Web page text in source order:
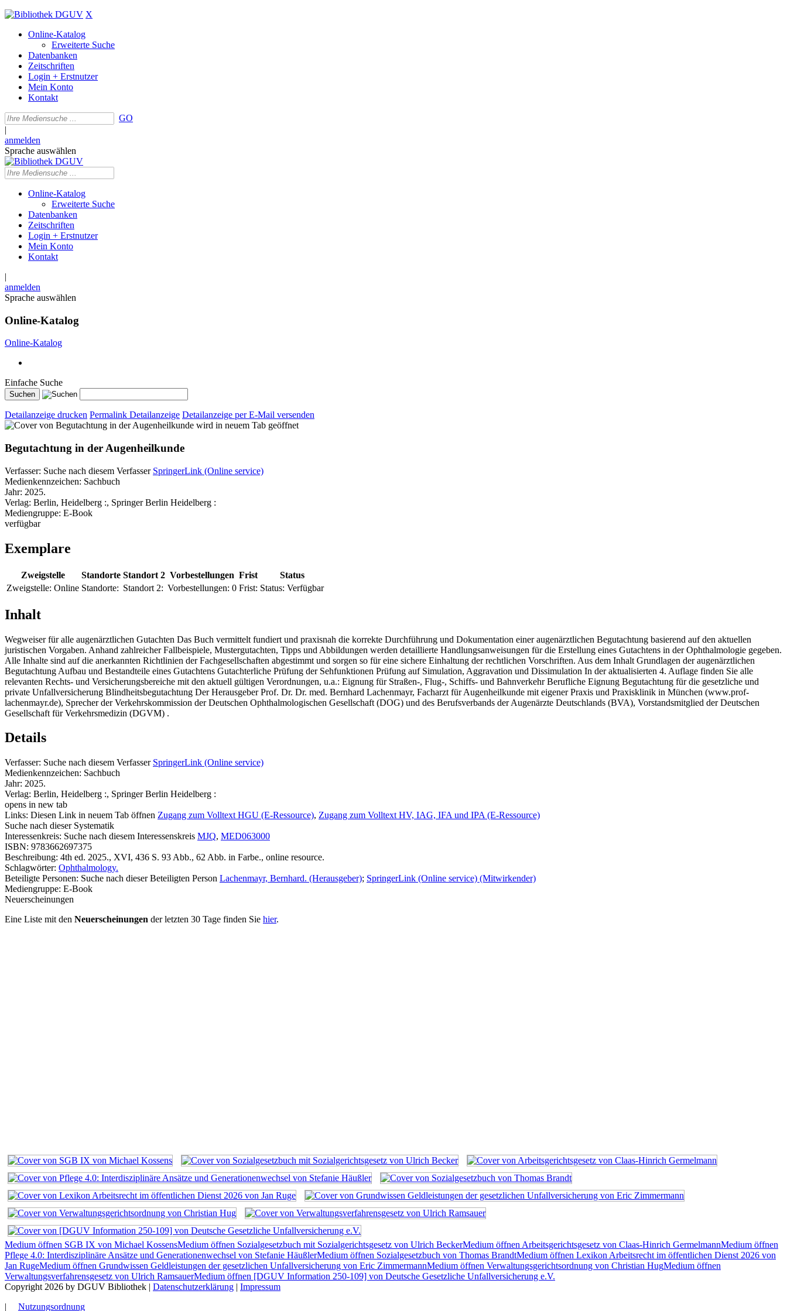
X
Online-Katalog
Erweiterte Suche
Datenbanken
Zeitschriften
Login + Erstnutzer
Mein Konto
Kontakt
GO
|
anmelden
Sprache auswählen
Online-Katalog
Erweiterte Suche
Datenbanken
Zeitschriften
Login + Erstnutzer
Mein Konto
Kontakt
|
anmelden
Sprache auswählen
Online-Katalog
Online-Katalog
Einfache Suche
Detailanzeige drucken Permalink Detailanzeige Detailanzeige per E-Mail versenden
wird in neuem Tab geöffnet
Begutachtung in der Augenheilkunde
Verfasser: Suche nach diesem Verfasser SpringerLink (Online service)
Medienkennzeichen: Sachbuch
Jahr: 2025.
Verlag: Berlin, Heidelberg :, Springer Berlin Heidelberg :
Mediengruppe: E-Book
verfügbar
Exemplare
Zweigstelle Standorte Standort 2 Vorbestellungen Frist
Status
Zweigstelle: Online Standorte: Standort 2: Vorbestellungen: 0 Frist: Status: Verfügbar
Inhalt
Wegweiser für alle augenärztlichen Gutachten Das Buch vermittelt fundiert und praxisnah die korrekte Durchführung und Dokumentation einer augenärztlichen Begutachtung basierend auf den aktuellen
juristischen Vorgaben. Anhand zahlreicher Fallbeispiele, Mustergutachten, Tipps und Abbildungen werden detaillierte Handlungsanweisungen für die Erstellung eines Gutachtens in der Ophthalmologie gegeben.
Alle Inhalte sind auf die anerkannten Richtlinien der Fachgesellschaften abgestimmt und sorgen so für eine sichere Einhaltung der rechtlichen Vorschriften. Aus dem Inhalt Grundlagen der augenärztlichen
Begutachtung Aufbau und Bestandteile eines Gutachtens Gutachterliche Prüfung der Sehfunktionen Prüfung auf Simulation, Aggravation und Dissimulation In der aktualisierten 4. Auflage finden Sie alle
relevanten Rechts- und Versicherungsbereiche mit den aktuell gültigen Verordnungen, u.a.: Eignung für Straßen-, Flug-, Schiffs- und Bahnverkehr Berufliche Eignung Begutachtung für die gesetzliche und
private Unfallversicherung Blindheitsbegutachtung Der Herausgeber Prof. Dr. Dr. med. Bernhard Lachenmayr, Facharzt für Augenheilkunde mit eigener Praxis und Praxisklinik in München (www.prof-
lachenmayr.de), Sprecher der Verkehrskommission der Deutschen Ophthalmologischen Gesellschaft (DOG) und des Berufsverbands der Augenärzte Deutschlands (BVA), Vorstandsmitglied der Deutschen
Gesellschaft für Verkehrsmedizin (DGVM) .
Details
Verfasser: Suche nach diesem Verfasser SpringerLink (Online service)
Medienkennzeichen: Sachbuch
Jahr: 2025.
Verlag: Berlin, Heidelberg :, Springer Berlin Heidelberg :
opens in new tab
Links: Diesen Link in neuem Tab öffnen Zugang zum Volltext HGU (E-Ressource), Zugang zum Volltext HV, IAG, IFA und IPA (E-Ressource)
Suche nach dieser Systematik
Interessenkreis: Suche nach diesem Interessenskreis MJQ, MED063000
ISBN: 9783662697375
Beschreibung: 4th ed. 2025., XVI, 436 S. 93 Abb., 62 Abb. in Farbe., online resource.
Schlagwörter: Ophthalmology.
Beteiligte Personen: Suche nach dieser Beteiligten Person Lachenmayr, Bernhard. (Herausgeber); SpringerLink (Online service) (Mitwirkender)
Mediengruppe: E-Book
Neuerscheinungen
Eine Liste mit den Neuerscheinungen der letzten 30 Tage finden Sie hier.
Medium öffnen SGB IX von Michael KossensMedium öffnen Sozialgesetzbuch mit Sozialgerichtsgesetz von Ulrich BeckerMedium öffnen Arbeitsgerichtsgesetz von Claas-Hinrich GermelmannMedium öffnen
Pflege 4.0: Interdisziplinäre Ansätze und Generationenwechsel von Stefanie HäußlerMedium öffnen Sozialgesetzbuch von Thomas BrandtMedium öffnen Lexikon Arbeitsrecht im öffentlichen Dienst 2026 von
Jan RugeMedium öffnen Grundwissen Geldleistungen der gesetzlichen Unfallversicherung von Eric ZimmermannMedium öffnen Verwaltungsgerichtsordnung von Christian HugMedium öffnen
Verwaltungsverfahrensgesetz von Ulrich RamsauerMedium öffnen [DGUV Information 250-109] von Deutsche Gesetzliche Unfallversicherung e.V.
Copyright 2026 by DGUV Bibliothek | Datenschutzerklärung | Impressum
| Nutzungsordnung